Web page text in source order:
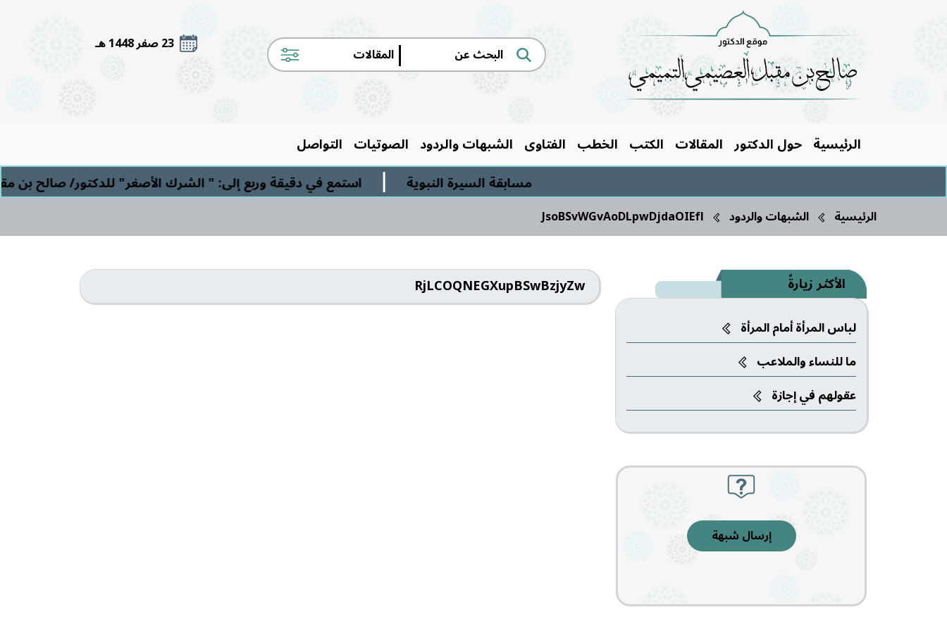
| 23 صفر 1448 هـ
الرئيسية حول الدكتور المقالات الكتب الخطب الفتاوى الشبهات والردود الصوتيات التواصل
مسابقة السيرة النبوية
| استمع في دقيقة وربع إلى: " الشرك الأصغر" للدكتور/ صالح بن
الرئيسية الشبهات والردود JsoBSvWGvAoDLpwDjdaOIEfl
الأكثر زيارةً
لباس المرأة أمام المرأة
ما للنساء والملاعب‎
عقولهم في إجازة
إرسال شبهة
RjLCOQNEGXupBSwBzjyZw